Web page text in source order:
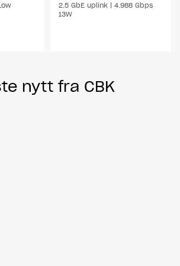
2.5 GbE uplink | 4.988 Gbps
13W
nytt fra CBK